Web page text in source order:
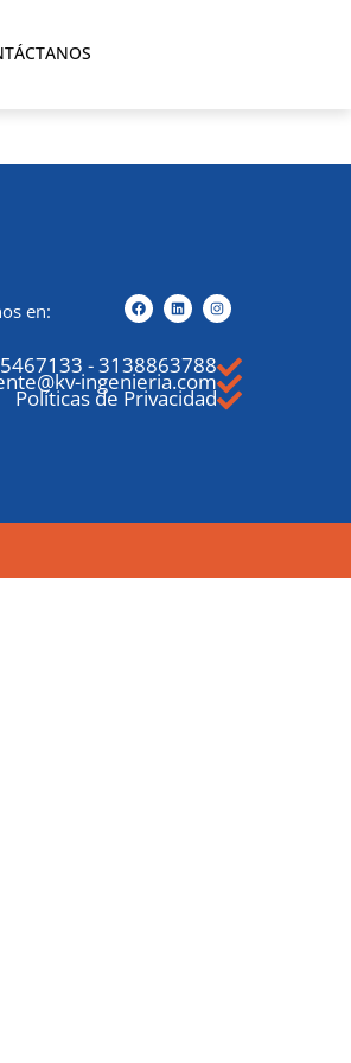
en:
-3138863788
ingenieria.com
Políticas de Privacidad